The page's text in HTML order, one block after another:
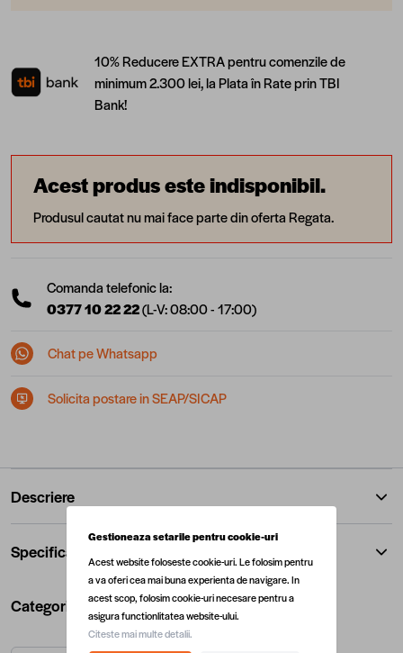
10% Reducere EXTRA pentru comenzile de
minimum 2.300 lei, la Plata în Rate prin TBI
Bank!
Acest produs este indisponibil.
Produsul cautat nu mai face parte din oferta Regata.
Comanda telefonic la:
0377 10 22 22(L-V: 08:00 - 17:00)
Chat pe Whatsapp
Solicita postare in SEAP/SICAP
Descriere
Specificatii
Categorii utile
Gestioneaza setarile pentru cookie-uri
Acest website foloseste cookie-uri. Le folosim pentru
a va oferi cea mai buna experienta de navigare. In
acest scop, folosim cookie-uri necesare pentru a
asigura functionlitatea website-ului.
Citeste mai multe detalii.